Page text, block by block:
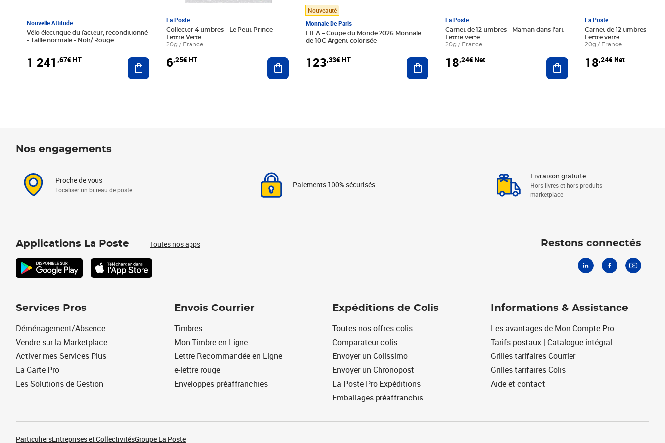
Nouvelle Attitude
Vélo électrique du facteur, reconditionné
- Taille normale - Noir/ Rouge
1 241 ,67€ HT Ajouter au panier
La Poste
Collector 4 timbres - Le Petit Prince -
Lettre Verte
20g / France
6,25€ HT Ajouter au panier
Nouveauté
Monnaie De Paris
FIFA – Coupe du Monde 2026 Monnaie
de 10€ Argent colorisée
123,33€ HT Ajouter au panier
La Poste
Carnet de 12 timbres - Maman dans l'art -
Lettre verte
20g / France
18,24€ Net Ajouter au panier
La Poste
Carnet de 12 timbres - Le
Lettre verte
20g / France
18,24€ Net
Nos engagements
Proche de vous
Localiser un bureau de poste
Paiements 100% sécurisés
Livraison gratuite
Hors livres et hors produits
marketplace
Applications La Poste Toutes nos apps Restons connectés
Services Pros
Déménagement/Absence
Vendre sur la Marketplace
Activer mes Services Plus
La Carte Pro
Les Solutions de Gestion
Envois Courrier
Timbres
Mon Timbre en Ligne
Lettre Recommandée en Ligne
e-lettre rouge
Enveloppes préaffranchies
Expéditions de Colis
Toutes nos offres colis
Comparateur colis
Envoyer un Colissimo
Envoyer un Chronopost
La Poste Pro Expéditions
Emballages préaffranchis
Informations & Assistance
Les avantages de Mon Compte Pro
Tarifs postaux | Catalogue intégral
Grilles tarifaires Courrier
Grilles tarifaires Colis
Aide et contact
ParticuliersEntreprises et CollectivitésGroupe La Poste